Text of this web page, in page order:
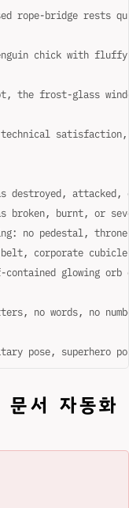
rope-bridge
chick with
the frost-glass
satisfaction,
destroyed,
broken, burnt, or
no pedestal,
corporate
glowing orb
letters, no words,
pose,
서 자동화